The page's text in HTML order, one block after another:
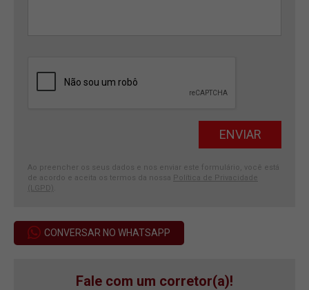
Ao preencher os seus dados e nos enviar este formulário, você está
de acordo e aceita os termos da nossa Política de Privacidade
(LGPD)
CONVERSAR NO WHATSAPP
Fale com um corretor(a)!